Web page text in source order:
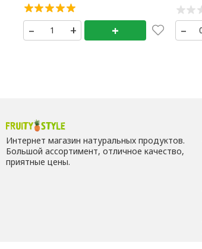
– + + –
Интернет магазин натуральных продуктов.
Большой ассортимент, отличное качество,
приятные цены.